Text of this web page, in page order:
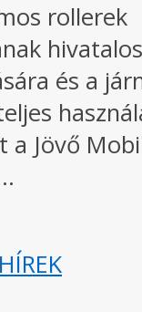
rollerek
hivatalos
és a
a Jövő